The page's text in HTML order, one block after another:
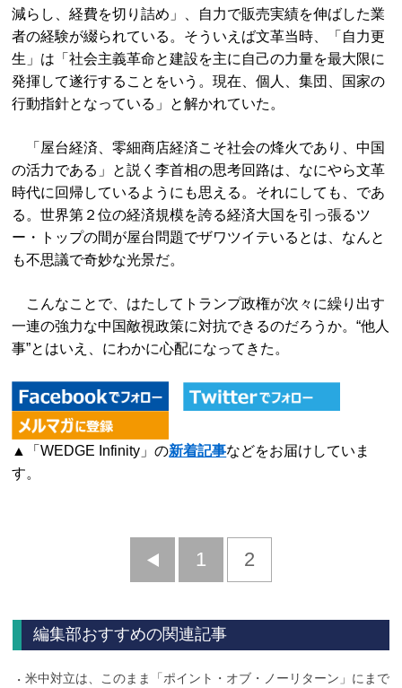
減らし、経費を切り詰め」、自力で販売実績を伸ばした業
者の経験が綴られている。そういえば文革当時、「自力更
生」は「社会主義革命と建設を主に自己の力量を最大限に
発揮して遂行することをいう。現在、個人、集団、国家の
行動指針となっている」と解かれていた。
「屋台経済、零細商店経済こそ社会の烽火であり、中国
の活力である」と説く李首相の思考回路は、なにやら文革
時代に回帰しているようにも思える。それにしても、であ
る。世界第２位の経済規模を誇る経済大国を引っ張るツ
ー・トップの間が屋台問題でザワツイテいるとは、なんと
も不思議で奇妙な光景だ。
こんなことで、はたしてトランプ政権が次々に繰り出す
一連の強力な中国敵視政策に対抗できるのだろうか。“他人
事”とはいえ、にわかに心配になってきた。
▲「WEDGE Infinity」の新着記事などをお届けしていま
す。
前
1 2
編集部おすすめの関連記事
米中対立は、このまま「ポイント・オブ・ノーリターン」にまで